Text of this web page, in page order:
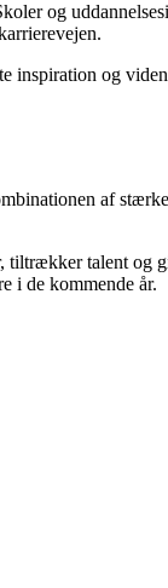
og
inspiration og
af
talent og
i de kommende år.